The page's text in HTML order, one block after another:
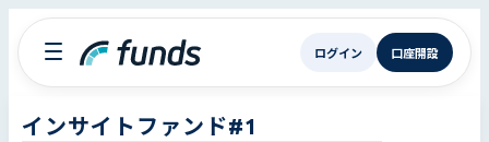
ログイン 口座開設
インサイトファンド#1